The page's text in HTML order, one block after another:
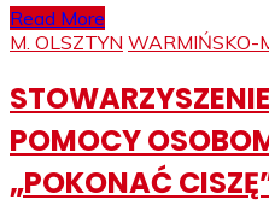
Read More
M. OLSZTYN WARMIŃSKO-
POMOCY
„POKONAĆ